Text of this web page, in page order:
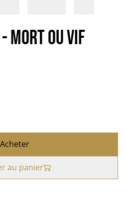
Mort ou vif
Acheter
au panier